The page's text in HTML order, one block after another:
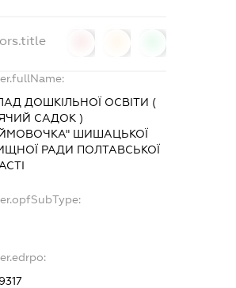
ДОШКІЛЬНОЇ ОСВІТИ (
САДОК )
ШИШАЦЬКОЇ
РАДИ ПОЛТАВСЬКОЇ